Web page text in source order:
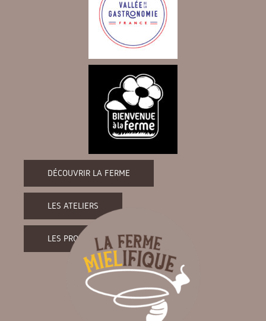
DÉCOUVRIR LA FERME
LES ATELIERS
LES PRODUITS DE LA FERME